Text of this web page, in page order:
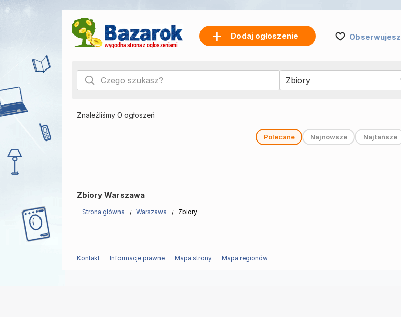
Dodaj ogłoszenie Obserwujesz
Znaleźliśmy 0 ogłoszeń
Polecane Najnowsze Najtańsze
Zbiory Warszawa
Strona główna Warszawa Zbiory
Kontakt Informacje prawne Mapa strony Mapa regionów